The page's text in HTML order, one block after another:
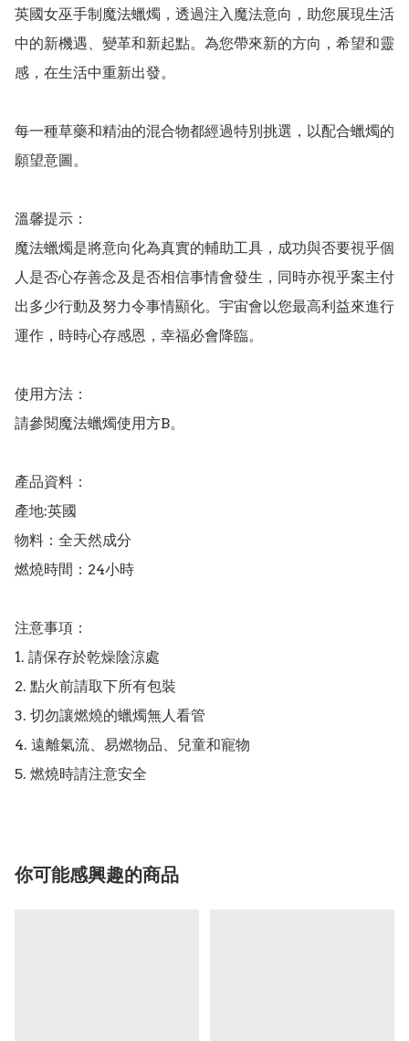
英國女巫手制魔法蠟燭，透過注入魔法意向，助您展現生活
中的新機遇、變革和新起點。為您帶來新的方向，希望和靈
感，在生活中重新出發。
每一種草藥和精油的混合物都經過特別挑選，以配合蠟燭的
願望意圖。
溫馨提示：
魔法蠟燭是將意向化為真實的輔助工具，成功與否要視乎個
人是否心存善念及是否相信事情會發生，同時亦視乎案主付
出多少行動及努力令事情顯化。宇宙會以您最高利益來進行
運作，時時心存感恩，幸福必會降臨。
使用方法：
請參閱魔法蠟燭使用方B。
產品資料：
產地:英國
物料：全天然成分
燃燒時間：24小時
注意事項：
1. 請保存於乾燥陰涼處
2. 點火前請取下所有包裝
3. 切勿讓燃燒的蠟燭無人看管
4. 遠離氣流、易燃物品、兒童和寵物
你可能感興趣的商品